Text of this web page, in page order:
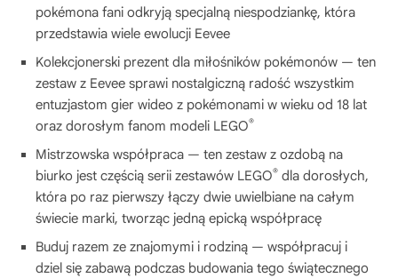
pokémona fani odkryją specjalną niespodziankę, która
przedstawia wiele ewolucji Eevee
Kolekcjonerski prezent dla miłośników pokémonów — ten
zestaw z Eevee sprawi nostalgiczną radość wszystkim
entuzjastom gier wideo z pokémonami w wieku od 18 lat
oraz dorosłym fanom modeli LEGO®
Mistrzowska współpraca — ten zestaw z ozdobą na
biurko jest częścią serii zestawów LEGO® dla dorosłych,
która po raz pierwszy łączy dwie uwielbiane na całym
świecie marki, tworząc jedną epicką współpracę
Buduj razem ze znajomymi i rodziną — współpracuj i
dziel się zabawą podczas budowania tego świątecznego